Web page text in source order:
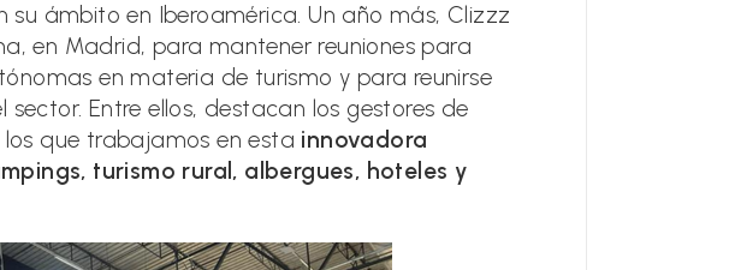
su ámbito en Iberoamérica. Un año más, Clizzz
en Madrid, para mantener reuniones para
en materia de turismo y para reunirse
Entre ellos, destacan los gestores de
que trabajamos en esta innovadora
turismo rural, albergues, hoteles y